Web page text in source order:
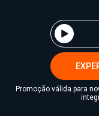
Promoção válida para